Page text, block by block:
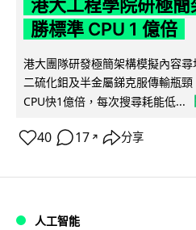
港大工程學院研極
勝標準 CPU 1 億倍
港大團隊研發極簡架構模擬內容
二硫化鉬及半金屬銻克服傳輸瓶
CPU快1億倍，每次搜尋耗能低...
40 17 ↗ 分享
人工智能